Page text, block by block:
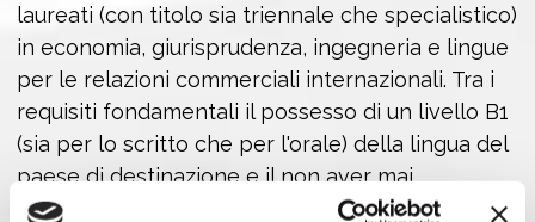
laureati (con titolo sia triennale che specialistico)
in economia, giurisprudenza, ingegneria e lingue
per le relazioni commerciali internazionali. Tra i
requisiti fondamentali il possesso di un livello B1
(sia per lo scritto che per l'orale) della lingua del
paese di destinazione e il non aver mai
beneficiato in passato di altre borse Leonardo.